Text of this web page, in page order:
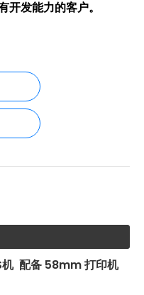
开发能力的客户。
机 配备 58mm 打印机